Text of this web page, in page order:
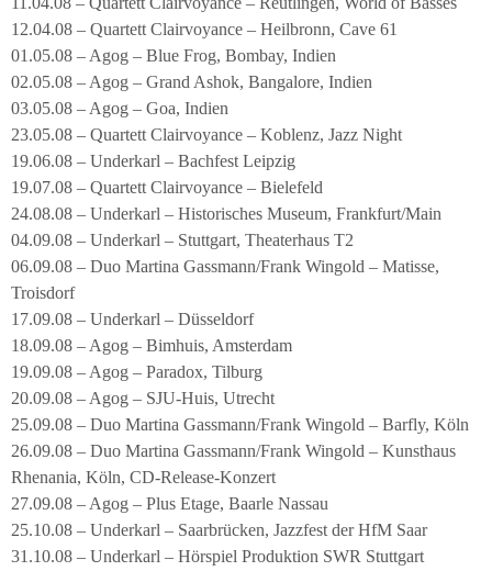
12.04.08 – Quartett Clairvoyance – Heilbronn, Cave 61
01.05.08 – Agog – Blue Frog, Bombay, Indien
02.05.08 – Agog – Grand Ashok, Bangalore, Indien
03.05.08 – Agog – Goa, Indien
23.05.08 – Quartett Clairvoyance – Koblenz, Jazz Night
19.06.08 – Underkarl – Bachfest Leipzig
19.07.08 – Quartett Clairvoyance – Bielefeld
24.08.08 – Underkarl – Historisches Museum, Frankfurt/Main
04.09.08 – Underkarl – Stuttgart, Theaterhaus T2
06.09.08 – Duo Martina Gassmann/Frank Wingold – Matisse,
Troisdorf
17.09.08 – Underkarl – Düsseldorf
18.09.08 – Agog – Bimhuis, Amsterdam
19.09.08 – Agog – Paradox, Tilburg
20.09.08 – Agog – SJU-Huis, Utrecht
25.09.08 – Duo Martina Gassmann/Frank Wingold – Barfly, Köln
26.09.08 – Duo Martina Gassmann/Frank Wingold – Kunsthaus
Rhenania, Köln, CD-Release-Konzert
27.09.08 – Agog – Plus Etage, Baarle Nassau
25.10.08 – Underkarl – Saarbrücken, Jazzfest der HfM Saar
31.10.08 – Underkarl – Hörspiel Produktion SWR Stuttgart